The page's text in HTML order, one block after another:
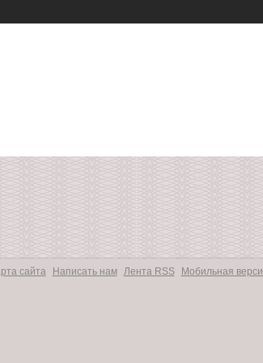
сайта Написать нам Лента RSS Мобильная